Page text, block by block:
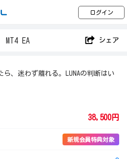
ログイン
MT4 EA シェア
ら、迷わず離れる。LUNAの判断はい
38,500円
新規会員特典対象